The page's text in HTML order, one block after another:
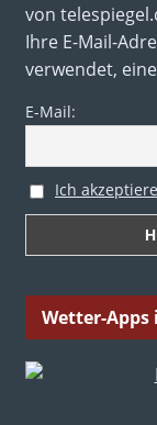
von
Ihre E-Mail-
verwendet,
E-Mail:
Ich
Wetter-Apps